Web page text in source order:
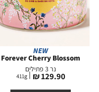
NEW
Forever Cherry Blossom
נר 3 פתילים
מחיר
129.90 ₪
411g